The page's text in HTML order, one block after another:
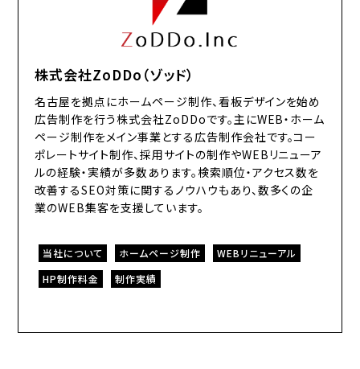
株式会社ZoDDo（ゾッド）
名古屋を拠点にホームページ制作、看板デザインを始め
広告制作を行う株式会社ZoDDoです。主にWEB・ホーム
ページ制作をメイン事業とする広告制作会社です。コー
ポレートサイト制作、採用サイトの制作やWEBリニューア
ルの経験・実績が多数あります。検索順位・アクセス数を
改善するSEO対策に関するノウハウもあり、数多くの企
業のWEB集客を支援しています。
当社について ホームページ制作
WEBリニューアル
HP制作料金
制作実績